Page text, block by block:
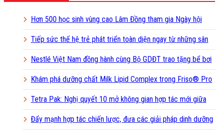
Hơn 500 học sinh vùng cao Lâm Đồng tham gia Ngày hội
Vươn cao Việt Nam
Tiếp sức thế hệ trẻ phát triển toàn diện ngay từ những sân
chơi học đường
Nestlé Việt Nam đồng hành cùng Bộ GDĐT trao tặng bể bơi
và lớp dạy bơi mô hình điểm cho học sinh tại tỉnh Bắc Ninh
Khám phá dưỡng chất Milk Lipid Complex trong Friso® Pro
3
Tetra Pak: Nghị quyết 10 mở không gian hợp tác mới giữa
doanh nghiệp FDI và doanh nghiệp Việt
Đẩy mạnh hợp tác chiến lược, đưa các giải pháp dinh dưỡng